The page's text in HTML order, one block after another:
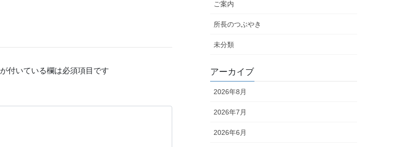
が付いている欄は必須項目です
ご案内
所長のつぶやき
未分類
アーカイブ
2026年8月
2026年7月
2026年6月